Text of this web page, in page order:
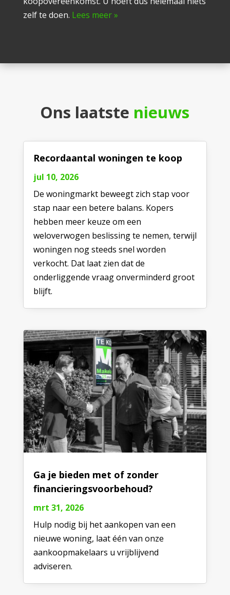
zelf te doen. Lees meer »
Ons laatste nieuws
Recordaantal woningen te koop
jul 10, 2026
De woningmarkt beweegt zich stap voor
stap naar een betere balans. Kopers
hebben meer keuze om een
weloverwogen beslissing te nemen, terwijl
woningen nog steeds snel worden
verkocht. Dat laat zien dat de
onderliggende vraag onverminderd groot
blijft.
Ga je bieden met of zonder
financieringsvoorbehoud?
mrt 31, 2026
Hulp nodig bij het aankopen van een
nieuwe woning, laat één van onze
aankoopmakelaars u vrijblijvend
adviseren.